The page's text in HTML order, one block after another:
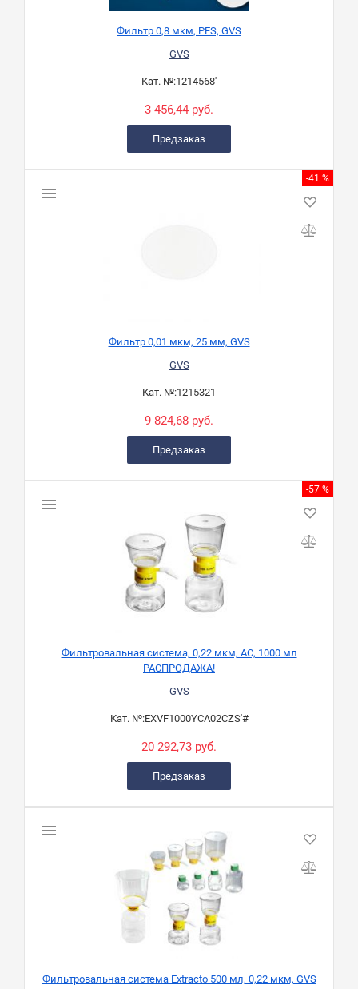
Фильтр 0,8 мкм, PES, GVS
GVS
Кат. №:1214568'
3 456,44 руб.
Предзаказ
-41 %
Фильтр 0,01 мкм, 25 мм, GVS
GVS
Кат. №:1215321
9 824,68 руб.
Предзаказ
-57 %
Фильтровальная система, 0,22 мкм, AC, 1000 мл
РАСПРОДАЖА!
GVS
Кат. №:EXVF1000YCA02CZS'#
20 292,73 руб.
Предзаказ
Фильтровальная система Extracto 500 мл, 0,22 мкм, GVS